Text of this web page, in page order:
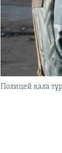
Полицей қала